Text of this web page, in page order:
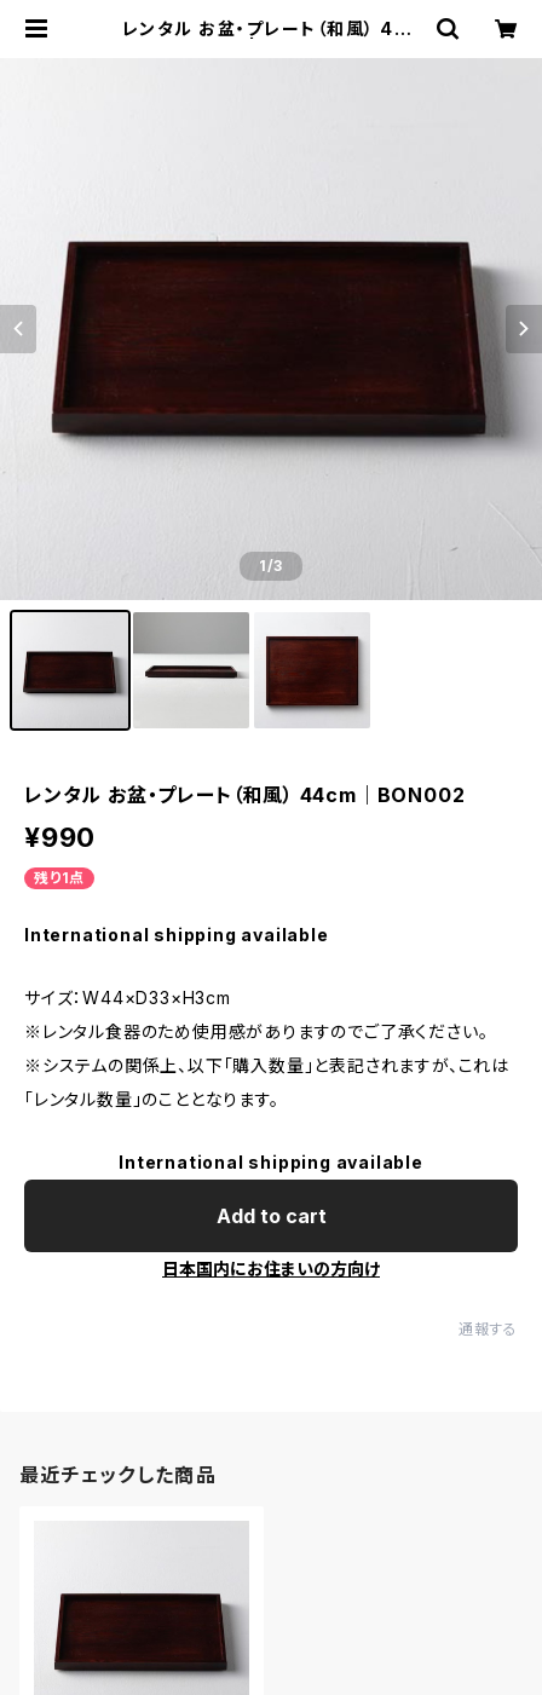
レンタル お盆・プレート（和風） 44c
1/3
レンタル お盆・プレート（和風） 44cm｜BON002
¥990
残り1点
International shipping available
サイズ：W44×D33×H3cm
※レンタル食器のため使用感がありますのでご了承ください。
※システムの関係上、以下「購入数量」と表記されますが、これは
「レンタル数量」のこととなります。
International shipping available
Add to cart
日本国内にお住まいの方向け
通報する
最近チェックした商品